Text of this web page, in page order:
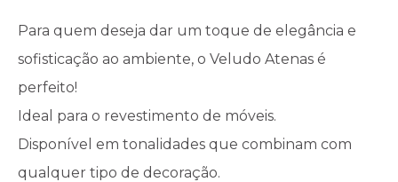
Para quem deseja dar um toque de elegância e
sofisticação ao ambiente, o Veludo Atenas é
perfeito!
Ideal para o revestimento de móveis.
Disponível em tonalidades que combinam com
qualquer tipo de decoração.